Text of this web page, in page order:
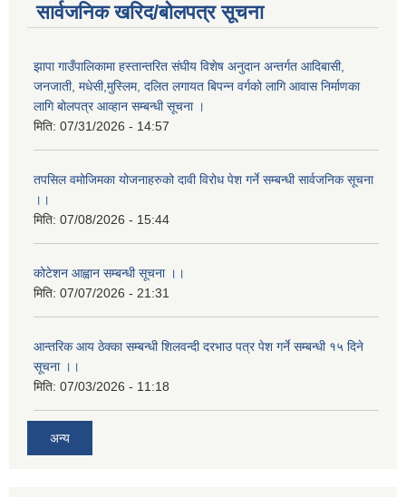
सार्वजनिक खरिद/बोलपत्र सूचना
झापा गाउँपालिकामा हस्तान्तरित संघीय विशेष अनुदान अन्तर्गत आदिबासी,
जनजाती, मधेसी,मुस्लिम, दलित लगायत बिपन्न वर्गको लागि आवास निर्माणका
लागि बोलपत्र आव्हान सम्बन्धी सूचना ।
मिति: 07/31/2026 - 14:57
तपसिल वमोजिमका योजनाहरुको दावी विरोध पेश गर्ने सम्बन्धी सार्वजनिक सूचना
।।
मिति: 07/08/2026 - 15:44
कोटेशन आह्वान सम्बन्धी सूचना ।।
मिति: 07/07/2026 - 21:31
आन्तरिक आय ठेक्का सम्बन्धी शिलवन्दी दरभाउ पत्र पेश गर्ने सम्बन्धी १५ दिने
सूचना ।।
मिति: 07/03/2026 - 11:18
अन्य